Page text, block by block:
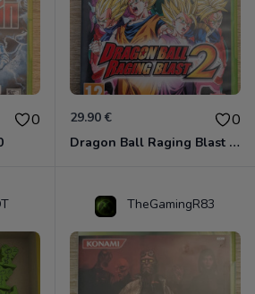
0 29.90 € 0
Dragon Ball Raging Blast 2 Xbox 360
TheGamingR83